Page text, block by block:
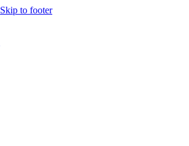
Skip to footer